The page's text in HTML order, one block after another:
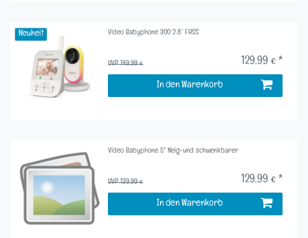
Neuheit Video Babyphone 300 2.8“ FHSS
UVP 149,99 € 129,99 € *
In den Warenkorb
Video Babyphone 5" Neig-und schwenkbarer
UVP 139,99 € 129,99 € *
In den Warenkorb